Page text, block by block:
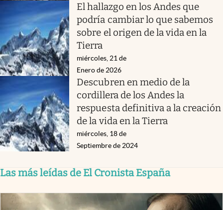
El hallazgo en los Andes que
podría cambiar lo que sabemos
sobre el origen de la vida en la
Tierra
miércoles, 21 de
Enero de 2026
Descubren en medio de la
cordillera de los Andes la
respuesta definitiva a la creación
de la vida en la Tierra
miércoles, 18 de
Septiembre de 2024
Las más leídas de El Cronista España